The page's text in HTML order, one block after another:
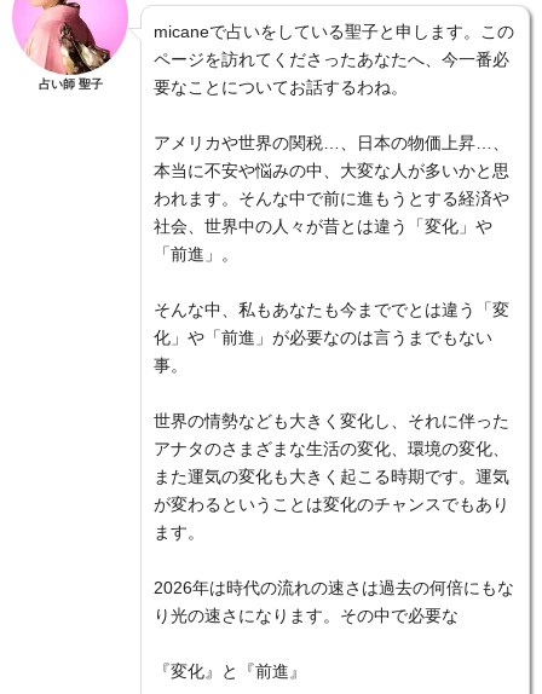
占い師 聖子
micaneで占いをしている聖子と申します。この
ページを訪れてくださったあなたへ、今一番必
要なことについてお話するわね。
アメリカや世界の関税…、日本の物価上昇…、
本当に不安や悩みの中、大変な人が多いかと思
われます。そんな中で前に進もうとする経済や
社会、世界中の人々が昔とは違う「変化」や
「前進」。
そんな中、私もあなたも今まででとは違う「変
化」や「前進」が必要なのは言うまでもない
事。
世界の情勢なども大きく変化し、それに伴った
アナタのさまざまな生活の変化、環境の変化、
また運気の変化も大きく起こる時期です。運気
が変わるということは変化のチャンスでもあり
ます。
2026年は時代の流れの速さは過去の何倍にもな
り光の速さになります。その中で必要な
『変化』と『前進』